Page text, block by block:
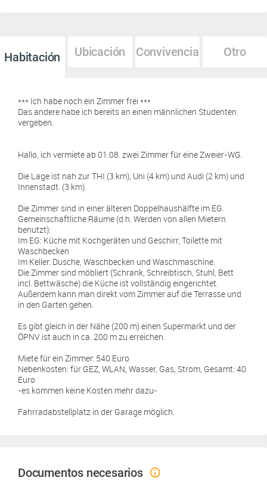
Habitación Ubicación Convivencia Otro
*** Ich habe noch ein Zimmer frei ***
Das andere habe ich bereits an einen männlichen Studenten
vergeben.
Hallo, ich vermiete ab 01.08. zwei Zimmer für eine Zweier-WG.
Die Lage ist nah zur THI (3 km), Uni (4 km) und Audi (2 km) und
Innenstadt. (3 km).
Die Zimmer sind in einer älteren Doppelhaushälfte im EG.
Gemeinschaftliche Räume (d.h. Werden von allen Mietern
benutzt):
Im EG: Küche mit Kochgeräten und Geschirr, Toilette mit
Waschbecken
Im Keller: Dusche, Waschbecken und Waschmaschine.
Die Zimmer sind möbliert (Schrank, Schreibtisch, Stuhl, Bett
incl. Bettwäsche) die Küche ist vollständig eingerichtet.
Außerdem kann man direkt vom Zimmer auf die Terrasse und
in den Garten gehen.
Es gibt gleich in der Nähe (200 m) einen Supermarkt und der
ÖPNV ist auch in ca. 200 m zu erreichen.
Miete für ein Zimmer: 540 Euro
Nebenkosten: für GEZ, WLAN, Wasser, Gas, Strom, Gesamt: 40
Euro
-es kommen keine Kosten mehr dazu-
Fahrradabstellplatz in der Garage möglich.
Documentos necesarios